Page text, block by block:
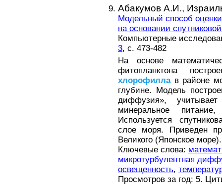
Абакумов А.И.,
Модельный способ
на основании
Компьютерные
3, с. 473-482
На основе
фитопланктона
хлорофиллав районе
глубине. Модель
диффузия»,
минеральное
Используется
слое моря. Приведен
Великого (Японское море).
Ключевые слова:
микротурбулентная
освещенность,
Просмотров за год: 5.